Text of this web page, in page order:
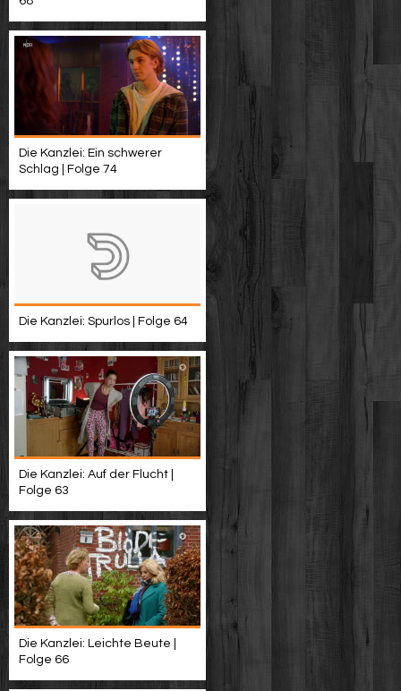
Die Kanzlei: Ein schwerer
Schlag | Folge 74
Die Kanzlei: Spurlos | Folge 64
Die Kanzlei: Auf der Flucht |
Folge 63
Die Kanzlei: Leichte Beute |
Folge 66